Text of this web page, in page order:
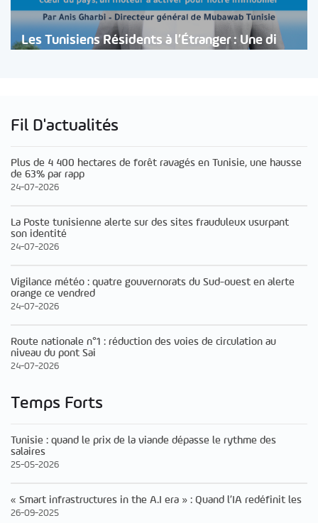
Les Tunisiens Résidents à l’Étranger : Une di
Fil D'actualités
Plus de 4 400 hectares de forêt ravagés en Tunisie, une hausse
de 63% par rapp
24-07-2026
La Poste tunisienne alerte sur des sites frauduleux usurpant
son identité
24-07-2026
Vigilance météo : quatre gouvernorats du Sud-ouest en alerte
orange ce vendred
24-07-2026
Route nationale n°1 : réduction des voies de circulation au
niveau du pont Sai
24-07-2026
Temps Forts
Tunisie : quand le prix de la viande dépasse le rythme des
salaires
25-05-2026
« Smart infrastructures in the A.I era » : Quand l’IA redéfinit les
26-09-2025